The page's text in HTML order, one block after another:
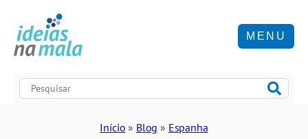
MENU
Início » Blog » Espanha